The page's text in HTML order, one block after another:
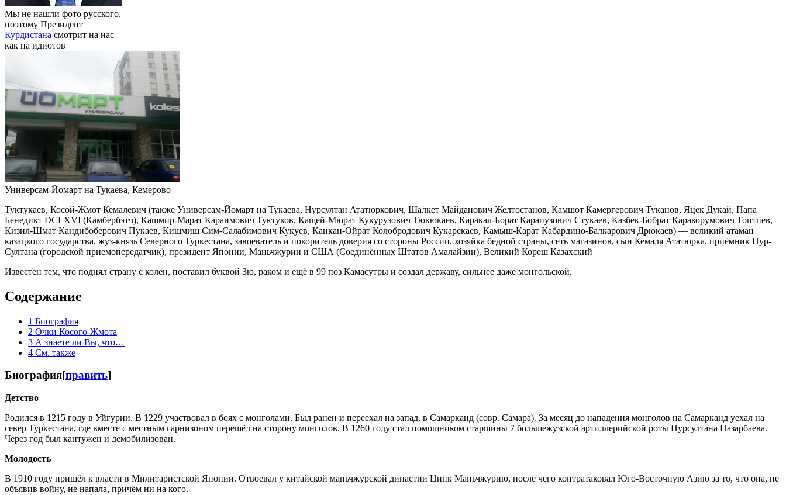
Мы не нашли фото русского,
поэтому Президент
Курдистана смотрит на нас
как на идиотов
Универсам-Йомарт на Тукаева, Кемерово
Туктукаев, Косой-Жмот Кемалевич (также Универсам-Йомарт на Тукаева, Нурсултан Ататюркович, Шалкет Майданович Желтостанов, Камшот Камергерович Туканов, Яцек Дукай, Папа
Бенедикт DCLXVI (Камбербэтч), Кашмир-Марат Караимович Туктуков, Кащей-Мюрат Кукурузович Тюкюкаев, Каракал-Борат Карапузович Стукаев, Казбек-Бобрат Каракорумович Топтпев,
Кизил-Шмат Кандибоберович Пукаев, Кишмиш Сим-Салабимович Кукуев, Канкан-Ойрат Колобродович Кукарекаев, Камыш-Карат Кабардино-Балкарович Дрюкаев) — великий атаман
казацкого государства, жуз-князь Северного Туркестана, завоеватель и покоритель доверия со стороны России, хозяйка бедной страны, сеть магазинов, сын Кемаля Ататюрка, приёмник Нур-
Султана (городской приемопередатчик), президент Японии, Маньчжурии и США (Соединённых Штатов Амалайзии), Великий Кореш Казахский
Известен тем, что поднял страну с колен, поставил буквой Зю, раком и ещё в 99 поз Камасутры и создал державу, сильнее даже монгольской.
Содержание
1 Биография
2 Очки Косого-Жмота
3 А знаете ли Вы, что…
4 См. также
Биография[править]
Детство
Родился в 1215 году в Уйгурии. В 1229 участвовал в боях с монголами. Был ранен и переехал на запад, в Самарканд (совр. Самара). За месяц до нападения монголов на Самарканд уехал на
север Туркестана, где вместе с местным гарнизоном перешёл на сторону монголов. В 1260 году стал помощником старшины 7 большежузской артиллерийской роты Нурсултана Назарбаева.
Через год был кантужен и демобилизован.
Молодость
В 1910 году пришёл к власти в Милитаристской Японии. Отвоевал у китайской маньчжурской династии Цинк Маньчжурию, после чего контратаковал Юго-Восточную Азию за то, что она, не
объявив войну, не напала, причём ни на кого.